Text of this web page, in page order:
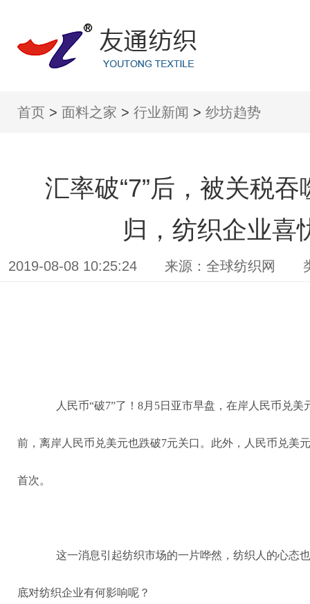
首页 > 面料之家 > 行业新闻 > 纱坊趋势
汇率破“7”后，被关税
归，纺织企业喜
2019-08-08 10:25:24 来源：全球纺织网
人民币“破7”了！8月5日亚市早盘，在岸人民币兑
前，离岸人民币兑美元也跌破7元关口。此外，人民币兑美
首次。
这一消息引起纺织市场的一片哗然，纺织人的心态
底对纺织企业有何影响呢？